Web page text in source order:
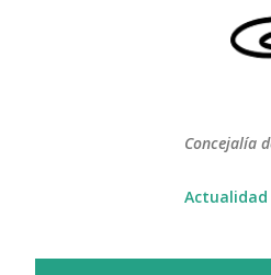
Concejalía
Actualidad